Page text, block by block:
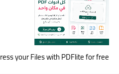
your Files with PDFlite for free!